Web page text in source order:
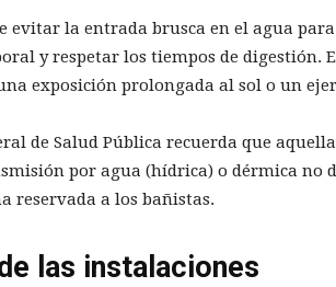
evitar la entrada brusca en el agua
y respetar los tiempos de digestión.
exposición prolongada al sol o un
de Salud Pública recuerda que
por agua (hídrica) o dérmica no
reservada a los bañistas.
las instalaciones